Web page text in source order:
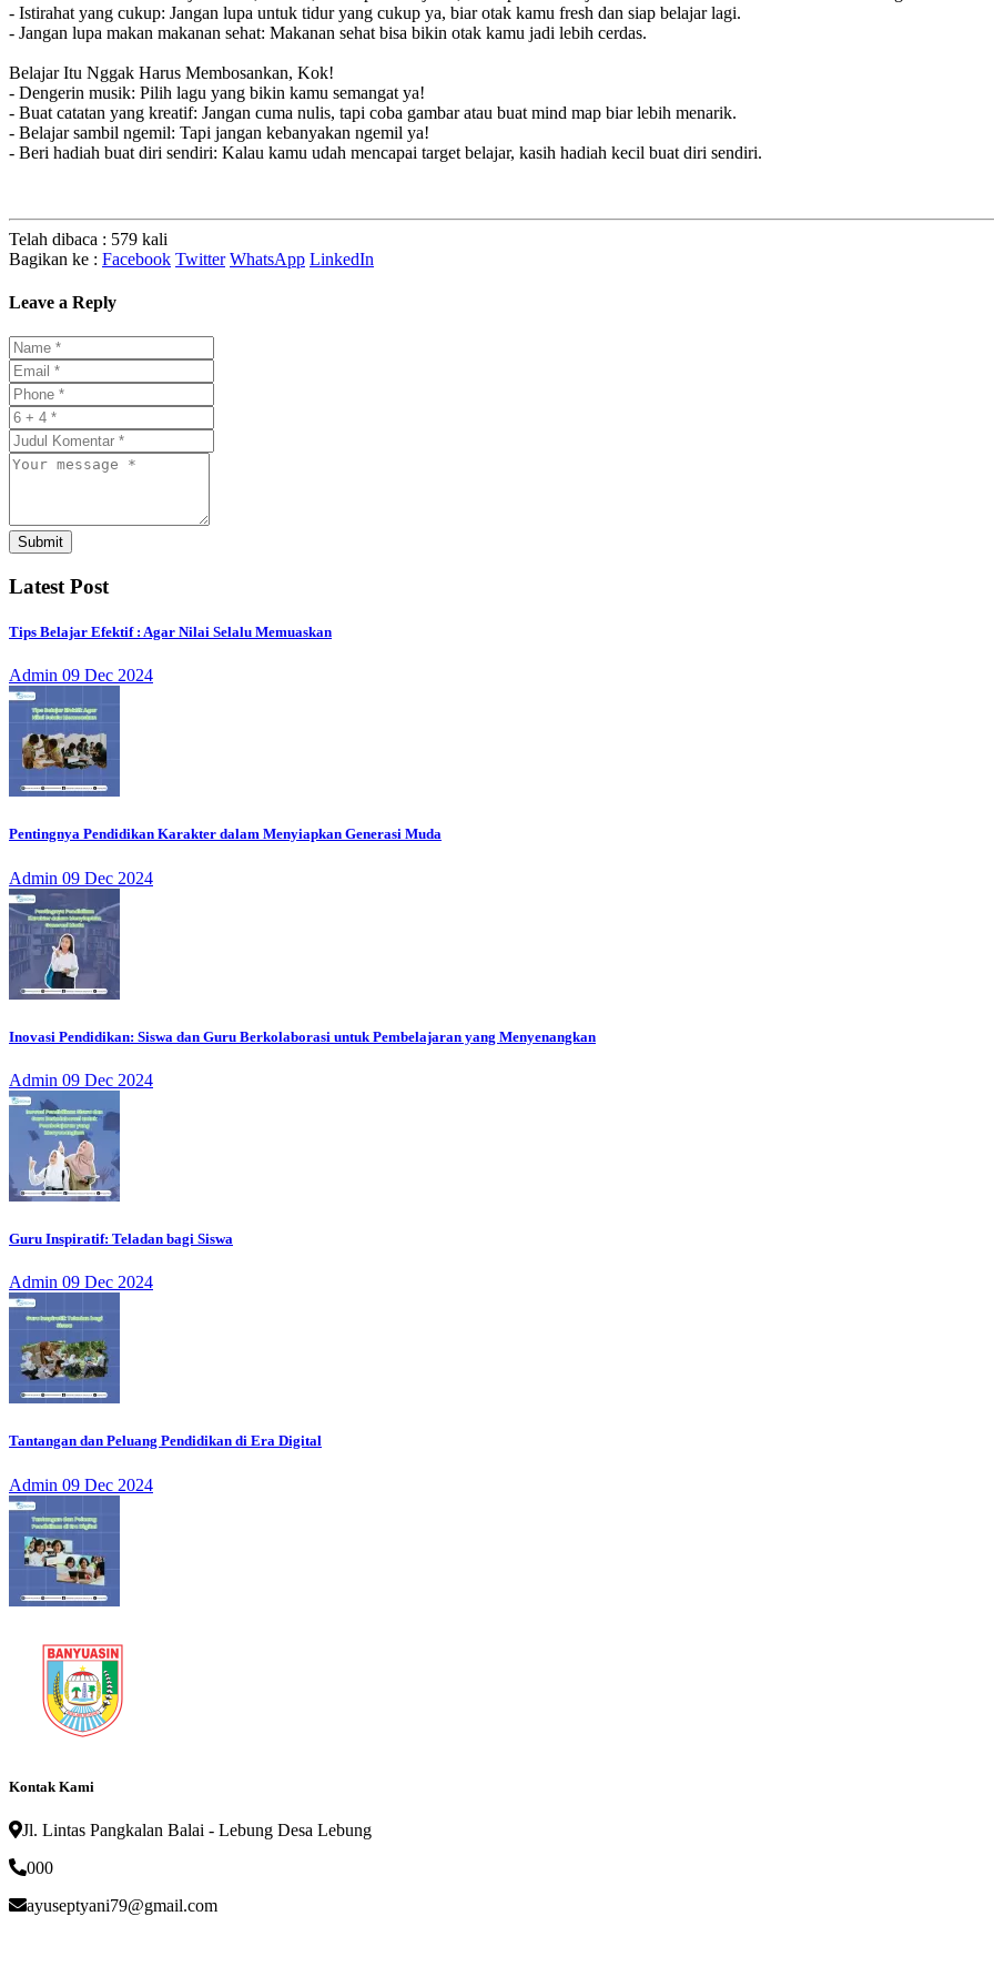
- Istirahat yang cukup: Jangan lupa untuk tidur yang cukup ya, biar otak kamu fresh dan siap belajar lagi.
- Jangan lupa makan makanan sehat: Makanan sehat bisa bikin otak kamu jadi lebih cerdas.
Belajar Itu Nggak Harus Membosankan, Kok!
- Dengerin musik: Pilih lagu yang bikin kamu semangat ya!
- Buat catatan yang kreatif: Jangan cuma nulis, tapi coba gambar atau buat mind map biar lebih menarik.
- Belajar sambil ngemil: Tapi jangan kebanyakan ngemil ya!
- Beri hadiah buat diri sendiri: Kalau kamu udah mencapai target belajar, kasih hadiah kecil buat diri sendiri.
Telah dibaca : 579 kali
Bagikan ke : Facebook Twitter WhatsApp LinkedIn
Leave a Reply
Submit
Latest Post
Tips Belajar Efektif : Agar Nilai Selalu Memuaskan
Admin 09 Dec 2024
Pentingnya Pendidikan Karakter dalam Menyiapkan Generasi Muda
Admin 09 Dec 2024
Inovasi Pendidikan: Siswa dan Guru Berkolaborasi untuk Pembelajaran yang Menyenangkan
Admin 09 Dec 2024
Guru Inspiratif: Teladan bagi Siswa
Admin 09 Dec 2024
Tantangan dan Peluang Pendidikan di Era Digital
Admin 09 Dec 2024
Kontak Kami
Jl. Lintas Pangkalan Balai - Lebung Desa Lebung
000
ayuseptyani79@gmail.com